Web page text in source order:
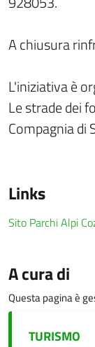
A chiusura
L'iniziativa è
Le strade dei
Compagnia di
Links
Sito Parchi Alpi
A cura di
Questa pagina è
TURISMO